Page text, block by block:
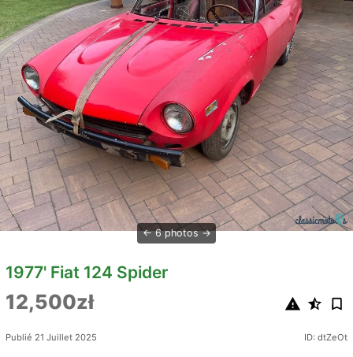
6 photos
1977' Fiat 124 Spider
12,500zł
Publié 21 Juillet 2025 ID: dtZeOt